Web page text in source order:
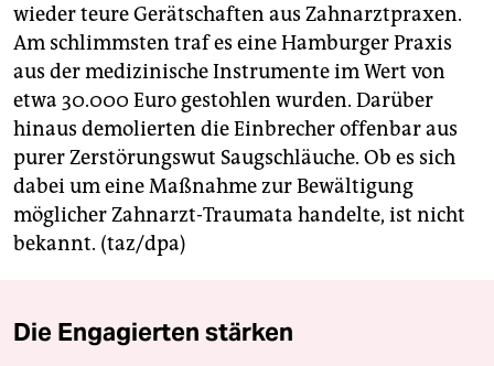
shop
fragen & hilfe
unterstützen
genossenschaft
epaper login
wieder teure Gerätschaften aus Zahnarztpraxen.
Am schlimmsten traf es eine Hamburger Praxis
aus der medizinische Instrumente im Wert von
etwa 30.000 Euro gestohlen wurden. Darüber
hinaus demolierten die Einbrecher offenbar aus
purer Zerstörungswut Saugschläuche. Ob es sich
dabei um eine Maßnahme zur Bewältigung
möglicher Zahnarzt-Traumata handelte, ist nicht
bekannt. (taz/dpa)
Die Engagierten stärken